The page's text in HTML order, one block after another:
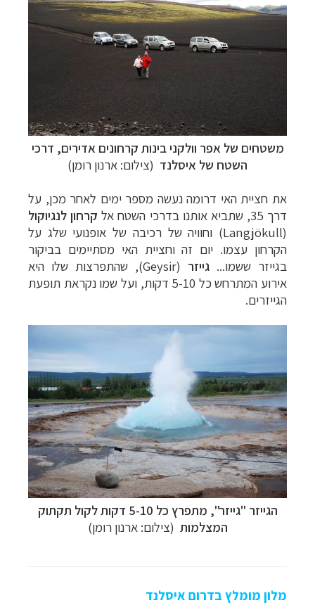
משטחים של אפר וולקני בינות קרחונים אדירים, דרכי
השטח של איסלנד (צילום: ארנון רומן)
את חציית האי דרומה נעשה מספר ימים לאחר מכן, על
דרך 35, שתביא אותנו בדרכי השטח אל
קרחון לנגיוקול
(
Langjökull) וחוויה של רכיבה של אופנועי שלג על
הקרחון עצמו. יום זה וחציית האי מסתיימים בביקור
בגייזר ששמו... גייזר (
Geysir), שהתפרצות שלו היא
אירוע המתרחש כל 5-10 דקות, ועל שמו נקראת תופעת
הגייזרים.
הגייזר "גייזר", מתפרץ כל 5-10 דקות לקול תקתוק
המצלמות (צילום: ארנון רומן)
מלון מומלץ בדרום איסלנד